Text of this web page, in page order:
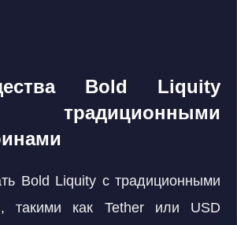
Bold Liquity
традиционными
Bold Liquity с традиционными
такими как Tether или USD